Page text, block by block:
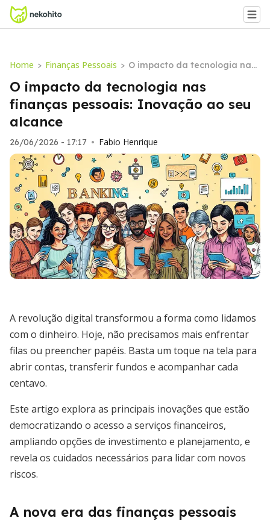
Home > Finanças Pessoais > O impacto da tecnologia nas
finanças pessoais: Inovação
ao seu alcance
O impacto da tecnologia nas
finanças pessoais: Inovação ao seu
alcance
26/06/2026 - 17:17 • Fabio Henrique
A revolução digital transformou a forma como lidamos
com o dinheiro. Hoje, não precisamos mais enfrentar
filas ou preencher papéis. Basta um toque na tela para
abrir contas, transferir fundos e acompanhar cada
centavo.
Este artigo explora as principais inovações que estão
democratizando o acesso a serviços financeiros,
ampliando opções de investimento e planejamento, e
revela os cuidados necessários para lidar com novos
riscos.
A nova era das finanças pessoais